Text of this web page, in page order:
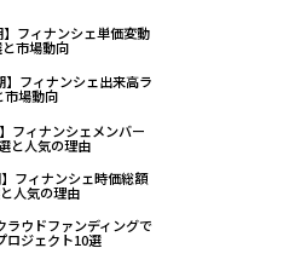
】フィナンシェ単価変動
市場動向
】フィナンシェ出来高ラ
市場動向
フィナンシェメンバー
と人気の理由
】フィナンシェ時価総額
人気の理由
ラウドファンディングで
ロジェクト10選